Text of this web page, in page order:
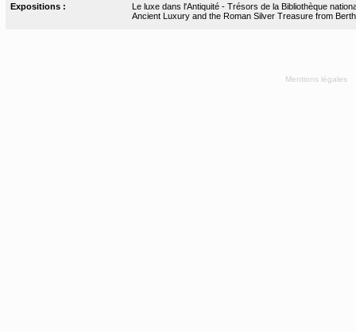
Expositions :
Le luxe dans l'Antiquité - Trésors de la Bibliothèque
Ancient Luxury and the Roman Silver Treasure from
Mentions légales